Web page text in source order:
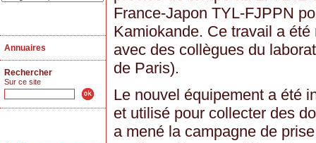
Annuaires
Rechercher
Sur ce site
France-Japon TYL-FJPPN
Kamiokande. Ce travail a
avec des collègues du
de Paris).
Le nouvel équipement a été
et utilisé pour collecter des
a mené la campagne de